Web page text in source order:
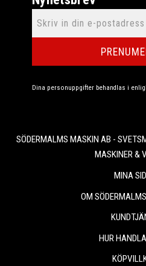
Dina personuppgifter behandlas i
SÖDERMALMS MASKIN AB -
MASKINER &
MINA
OM
HUR